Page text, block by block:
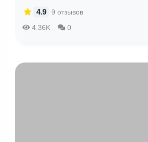
4.36K 0
4.9 9 отзывов